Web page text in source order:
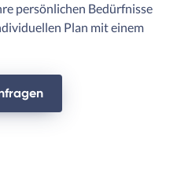
persönlichen Bedürfnisse
Plan mit einem